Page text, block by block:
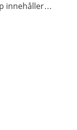
innehåller